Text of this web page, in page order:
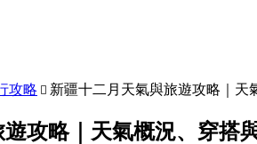
攻略  新疆十二月天氣與旅遊攻略｜天
攻略｜天氣概況、穿搭